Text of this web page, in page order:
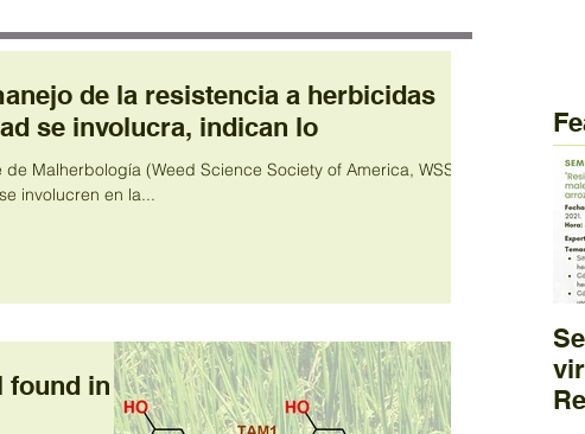
de la resistencia a herbicidas
se involucra, indican lo
Malherbología (Weed Science Society of America, WSSA)
involucren en la...
found in